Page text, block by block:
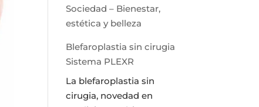
Sociedad – Bienestar,
estética y belleza
Blefaroplastia sin cirugia
Sistema PLEXR
La blefaroplastia sin
cirugia, novedad en